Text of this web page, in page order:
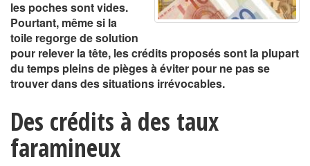
les poches sont vides.
Pourtant, même si la
toile regorge de solution
pour relever la tête, les crédits proposés sont la plupart
du temps pleins de pièges à éviter pour ne pas se
trouver dans des situations irrévocables.
Des crédits à des taux
faramineux